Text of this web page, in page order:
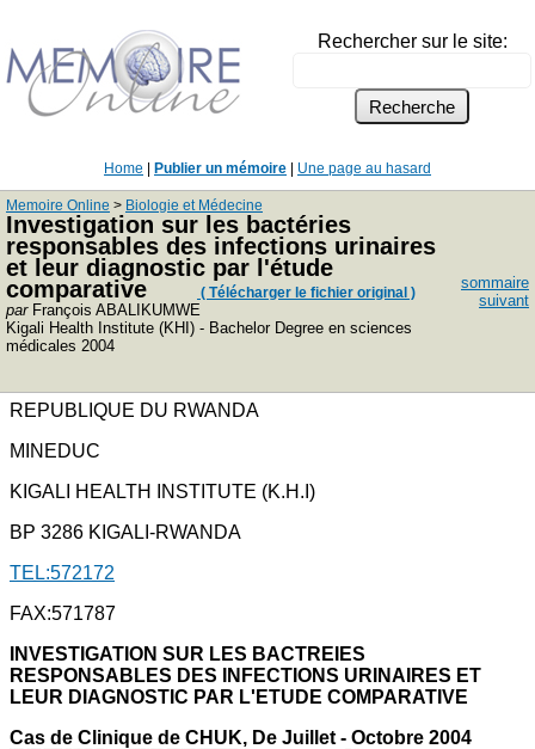
Rechercher sur le site:
Home Publier un mémoire Une page au hasard
Memoire Online > Biologie et Médecine
Investigation sur les bactéries
responsables des infections urinaires
et leur diagnostic par l'étude
comparative
( Télécharger le fichier original )
parFrançois ABALIKUMWE
Kigali Health Institute (KHI) - Bachelor Degree en sciences
médicales 2004
sommaire
suivant
REPUBLIQUE DU RWANDA
MINEDUC
KIGALI HEALTH INSTITUTE (K.H.I)
BP 3286 KIGALI-RWANDA
TEL:572172
FAX:571787
INVESTIGATION SUR LES BACTREIES
RESPONSABLES DES INFECTIONS URINAIRES ET
LEUR DIAGNOSTIC PAR L'ETUDE COMPARATIVE
Cas de Clinique de CHUK, De Juillet - Octobre 2004